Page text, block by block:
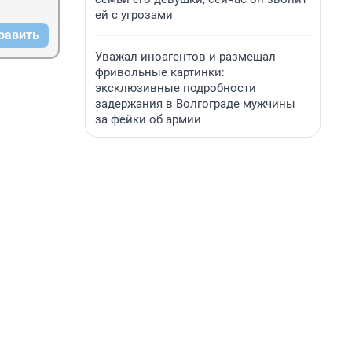
ей с угрозами
Уважал иноагентов и размещал
фривольные картинки:
эксклюзивные подробности
задержания в Волгограде мужчины
за фейки об армии